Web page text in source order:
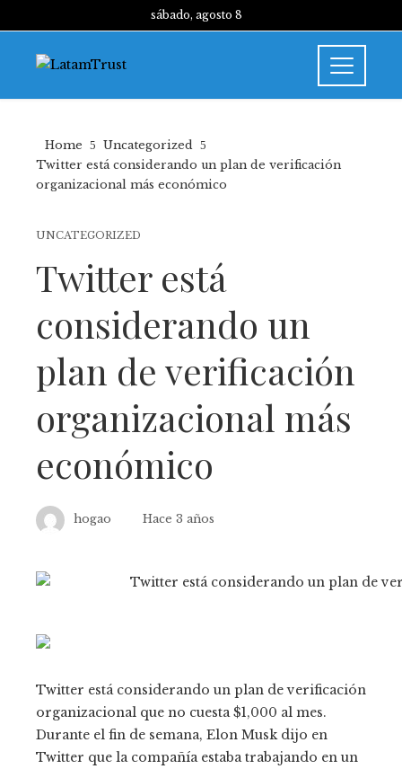
sábado, agosto 8
Home
Uncategorized
Twitter está considerando un plan de verificación
organizacional más económico
UNCATEGORIZED
Twitter está
considerando un
plan de verificación
organizacional más
económico
hogao Hace 3 años
Twitter está considerando un plan de verificación
organizacional que no cuesta $1,000 al mes.
Durante el fin de semana, Elon Musk dijo en
Twitter que la compañía estaba trabajando en un